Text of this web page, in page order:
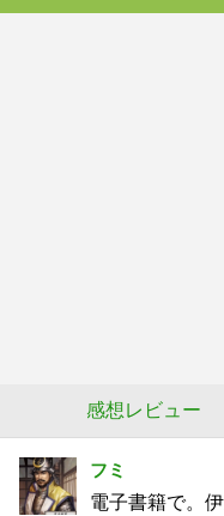
感想レビュー
フミ
電子書籍で。